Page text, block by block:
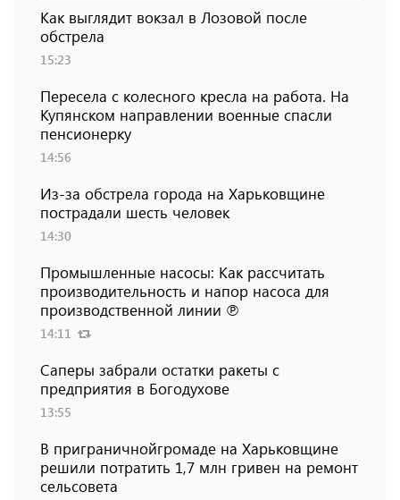
Как выглядит вокзал в Лозовой после
обстрела
15:23
Пересела с колесного кресла на работа. На
Купянском направлении военные спасли
пенсионерку
14:56
Из-за обстрела города на Харьковщине
пострадали шесть человек
14:30
Промышленные насосы: Как рассчитать
производительность и напор насоса для
производственной линии ℗
14:11
Саперы забрали остатки ракеты с
предприятия в Богодухове
13:55
В приграничнойгромаде на Харьковщине
решили потратить 1,7 млн ​​гривен на ремонт
сельсовета